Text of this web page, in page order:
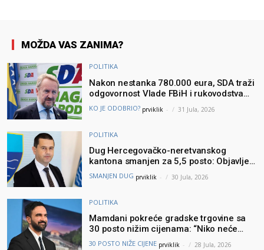
MOŽDA VAS ZANIMA?
POLITIKA
Nakon nestanka 780.000 eura, SDA traži
odgovornost Vlade FBiH i rukovodstva
Igmana
KO JE ODOBRIO? prviklik - 31 Jula, 2026
POLITIKA
Dug Hercegovačko-neretvanskog
kantona smanjen za 5,5 posto: Objavljeni
najnoviji podaci Ministarstva finansija
SMANJEN DUG prviklik - 30 Jula, 2026
POLITIKA
Mamdani pokreće gradske trgovine sa
30 posto nižim cijenama: “Niko neće
brinuti može li prehraniti svoju porodicu”
30 POSTO NIŽE CIJENE prviklik - 28 Jula, 2026